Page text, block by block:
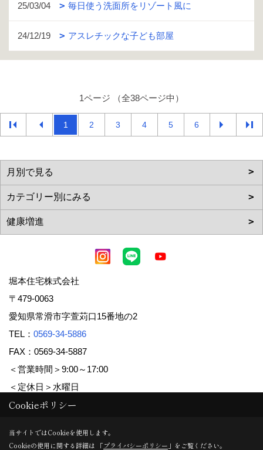
25/03/04 毎日使う洗面所をリゾート風に
24/12/19 アスレチックな子ども部屋
1ページ （全38ページ中）
1 2 3 4 5 6
堀本住宅株式会社
〒479-0063
愛知県常滑市字萱苅口15番地の2
TEL： 0569-34-5886
FAX：0569-34-5887
＜営業時間＞9:00～17:00
＜定休日＞水曜日
Copyright (c) 堀本住宅株式会社. All Rights Reserved.
Produced byゴデスクリエイト
Cookieポリシー
当サイトではCookieを使用します。
Cookieの使用に関する詳細は 「プライバシーポリシー 」をご覧ください。